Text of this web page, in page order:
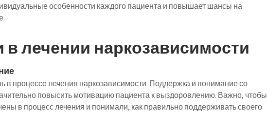
особенности каждого пациента и повышает шансы на
в лечении наркозависимости
в процессе лечения наркозависимости. Поддержка и понимание со
повысить мотивацию пациента к выздоровлению. Важно, чтобы
в процесс лечения и понимали, как правильно поддерживать своего